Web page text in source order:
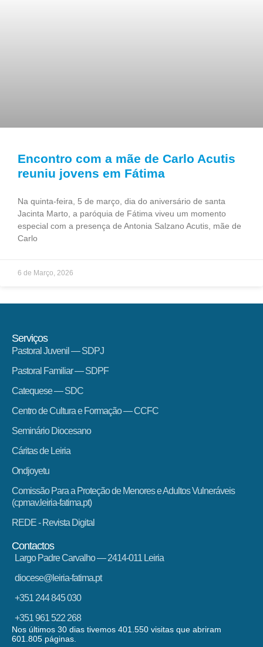
Encontro com a mãe de Carlo Acutis
reuniu jovens em Fátima
Na quinta-feira, 5 de março, dia do aniversário de santa
Jacinta Marto, a paróquia de Fátima viveu um momento
especial com a presença de Antonia Salzano Acutis, mãe de
Carlo
6 de Março, 2026
Serviços
Pastoral Juvenil — SDPJ
Pastoral Familiar — SDPF
Catequese — SDC
Centro de Cultura e Formação — CCFC
Seminário Diocesano
Cáritas de Leiria
Ondjoyetu
Comissão Para a Proteção de Menores e Adultos Vulneráveis
(cpmav.leiria-fatima.pt)
REDE - Revista Digital
Contactos
Largo Padre Carvalho — 2414-011 Leiria
diocese@leiria-fatima.pt
+351 244 845 030
+351 961 522 268
Nos últimos 30 dias tivemos 401.550 visitas que abriram
601.805 páginas.